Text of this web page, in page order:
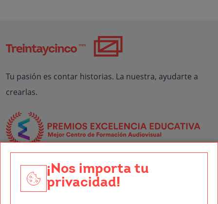
Tu pasión es contar historias. La nuestra, ayudarte a
crearlas.
¡Nos importa tu
privacidad!